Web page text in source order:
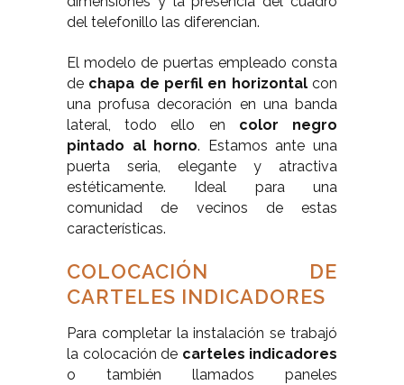
del telefonillo las diferencian.
El modelo de puertas empleado consta
de chapa de perfil en horizontalcon
una profusa decoración en una banda
lateral, todo ello en color negro
pintado al horno. Estamos ante una
puerta seria, elegante y atractiva
estéticamente. Ideal para una
comunidad de vecinos de estas
características.
COLOCACIÓN DE
CARTELES INDICADORES
Para completar la instalación se trabajó
la colocación de carteles indicadores
o también llamados paneles